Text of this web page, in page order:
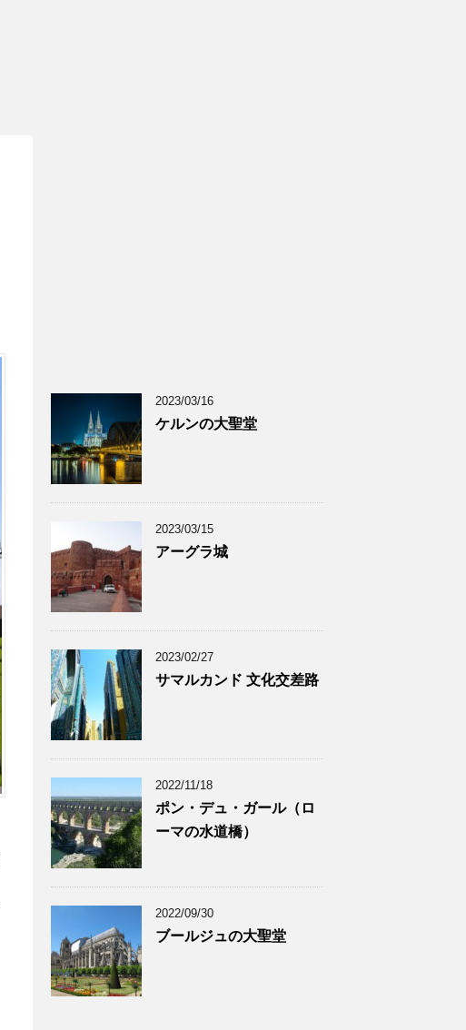
2023/03/16
ケルンの大聖堂
2023/03/15
アーグラ城
2023/02/27
サマルカンド 文化交差路
2022/11/18
ポン・デュ・ガール（ロ
ーマの水道橋）
2022/09/30
ブールジュの大聖堂